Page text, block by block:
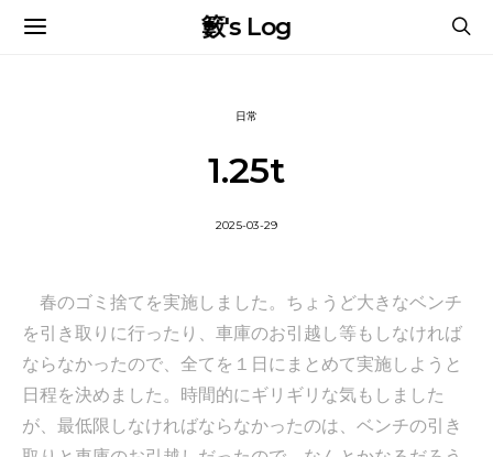
籔's Log
日常
1.25t
2025-03-29
春のゴミ捨てを実施しました。ちょうど大きなベンチ
を引き取りに行ったり、車庫のお引越し等もしなければ
ならなかったので、全てを１日にまとめて実施しようと
日程を決めました。時間的にギリギリな気もしました
が、最低限しなければならなかったのは、ベンチの引き